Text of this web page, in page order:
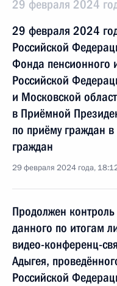
29 февраля 2024
29 февраля 2024
Российской
Фонда пенсионного
Российской
и Московской
в Приёмной
по приёму граждан
граждан
29 февраля 2024 года,
Продолжен
данного по итогам
видео-конференц-
Адыгея,
Российской